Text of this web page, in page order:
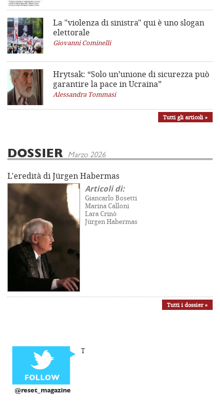
La "violenza di sinistra" qui è uno slogan
elettorale
Giovanni Cominelli
Hrytsak: “Solo un’unione di sicurezza può
garantire la pace in Ucraina”
Alessandra Tommasi
Tutti gli articoli »
DOSSIER Marzo 2026
L'eredità di Jürgen Habermas
Articoli di:
Giancarlo Bosetti
Marina Calloni
Lara Crinò
Jürgen Habermas
Tutti i dossier »
@reset_magazine
T